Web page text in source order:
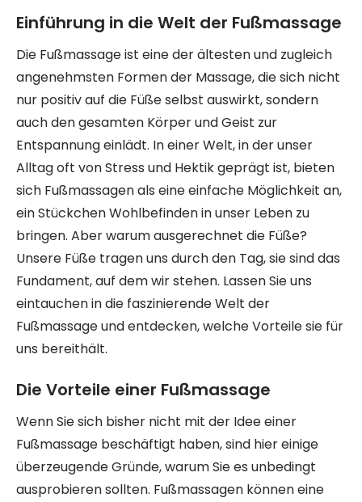
Einführung in die Welt der Fußmassage
Die Fußmassage ist eine der ältesten und zugleich
angenehmsten Formen der Massage, die sich nicht
nur positiv auf die Füße selbst auswirkt, sondern
auch den gesamten Körper und Geist zur
Entspannung einlädt. In einer Welt, in der unser
Alltag oft von Stress und Hektik geprägt ist, bieten
sich Fußmassagen als eine einfache Möglichkeit an,
ein Stückchen Wohlbefinden in unser Leben zu
bringen. Aber warum ausgerechnet die Füße?
Unsere Füße tragen uns durch den Tag, sie sind das
Fundament, auf dem wir stehen. Lassen Sie uns
eintauchen in die faszinierende Welt der
Fußmassage und entdecken, welche Vorteile sie für
uns bereithält.
Die Vorteile einer Fußmassage
Wenn Sie sich bisher nicht mit der Idee einer
Fußmassage beschäftigt haben, sind hier einige
überzeugende Gründe, warum Sie es unbedingt
ausprobieren sollten. Fußmassagen können eine